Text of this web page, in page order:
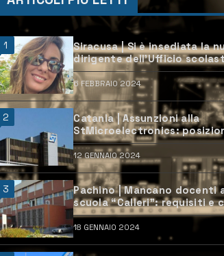
1
Siracusa | Si è insediata la
dirigente dell’Ufficio
6 FEBBRAIO 2024
2
Catania | Assunzioni alla
StMicroelectronics:
aperte e come candidarsi
12 GENNAIO 2024
3
Pachino | Mancano docenti
scuola “Calleri”: requisiti e
candidarsi
18 GENNAIO 2024